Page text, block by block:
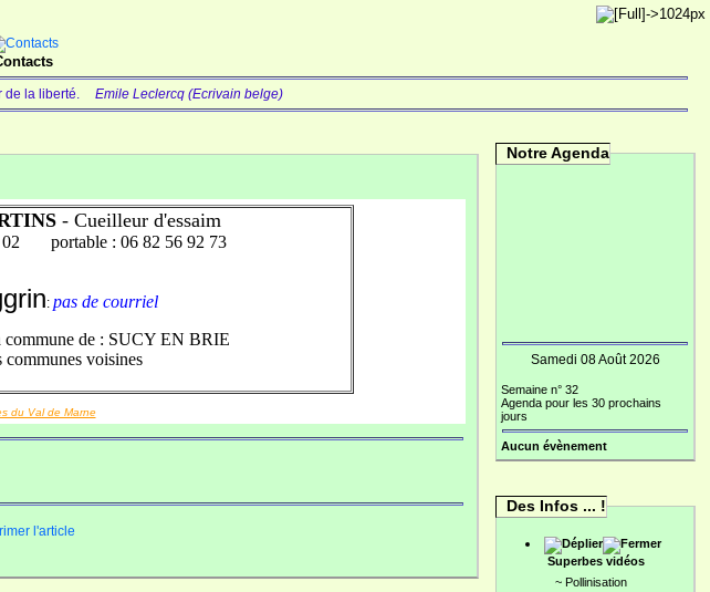
de la liberté. Emile Leclercq (Ecrivain belge)
- Cueilleur d'essaim
02 portable : 06 82 56 92 73
: pas de courriel
commune de : SUCY EN BRIE
communes voisines
du Val de Marne
l'article
Notre Agenda
Samedi 08 Août 2026
Semaine n° 32
Agenda pour les 30 prochains
jours
Aucun évènement
Des Infos ... !
Superbes vidéos
~ Pollinisation